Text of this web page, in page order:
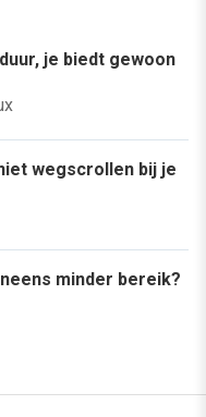
je biedt gewoon
wegscrollen bij je
minder bereik?